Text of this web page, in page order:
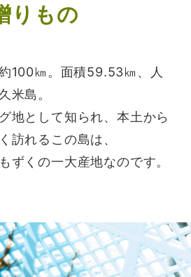
りもの
100㎞。面積59.53㎞、人
米島。
地として知られ、本土から
訪れるこの島は、
ずくの一大産地なのです。